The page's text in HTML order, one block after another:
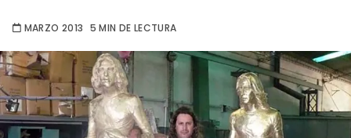
MARZO 2013 5 MIN DE LECTURA